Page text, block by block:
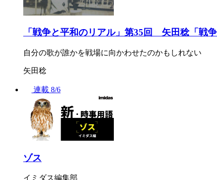
「戦争と平和のリアル」第35回 矢田稔「戦争
自分の歌が誰かを戦場に向かわせたのかもしれない
矢田稔
連載 8/6
ゾス
イミダス編集部